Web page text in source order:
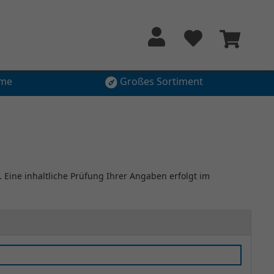
Großes Sortiment
Eine inhaltliche Prüfung Ihrer Angaben erfolgt im